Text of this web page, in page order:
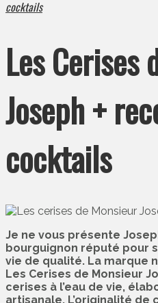
cocktails
Les Cerises
Joseph +
cocktails
Je ne vous présente
bourguignon réputé pour
vie de qualité. La marque
Les Cerises de Monsieur
cerises à l’eau de vie,
artisanale. L’originalité de